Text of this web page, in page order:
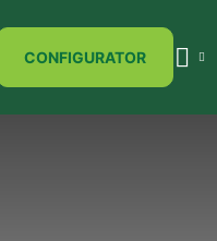
CONFIGURATOR